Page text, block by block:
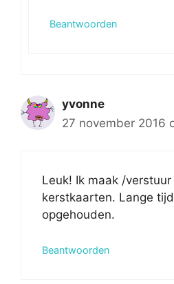
Beantwoorden
yvonne
27 november 2016
Leuk! Ik maak /verstuur
kerstkaarten. Lange
opgehouden.
Beantwoorden